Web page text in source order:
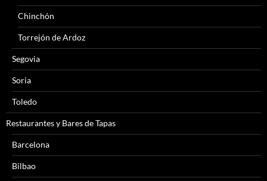
Chinchón
Torrejón de Ardoz
Segovia
Soria
Toledo
Restaurantes y Bares de Tapas
Barcelona
Bilbao